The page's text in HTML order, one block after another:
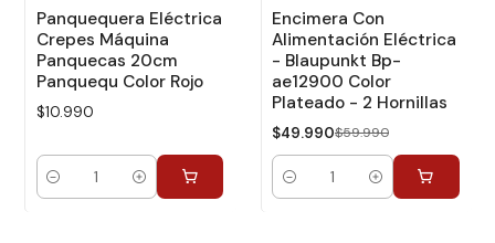
Panquequera Eléctrica
Crepes Máquina
Panquecas 20cm
Panquequ Color Rojo
$10.990
Cantidad
Encimera Con
Alimentación Eléctrica
- Blaupunkt Bp-
ae12900 Color
Plateado - 2 Hornillas
$49.990$59.990
Cantidad